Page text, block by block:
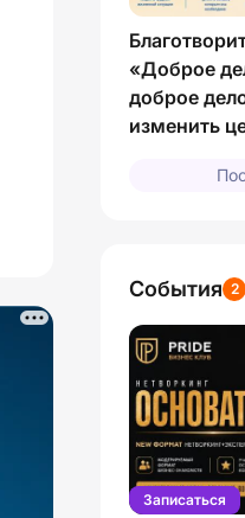
«Доброе
доброе
изменить
События 2
Записаться